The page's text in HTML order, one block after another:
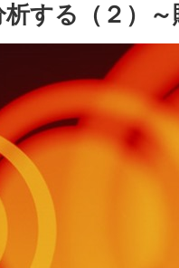
する（２）